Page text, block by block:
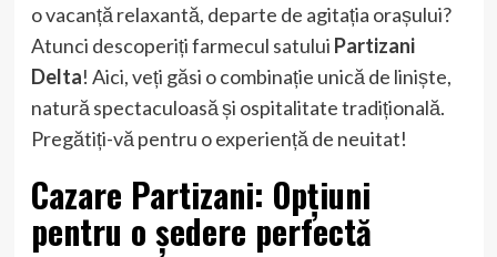
o vacanță relaxantă, departe de agitația orașului?
Atunci descoperiți farmecul satului Partizani
Delta! Aici, veți găsi o combinație unică de liniște,
natură spectaculoasă și ospitalitate tradițională.
Pregătiți-vă pentru o experiență de neuitat!
Cazare Partizani: Opțiuni
pentru o ședere perfectă